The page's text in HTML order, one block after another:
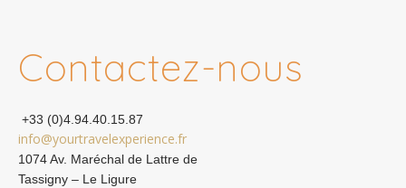
Contactez-nous
+33 (0)4.94.40.15.87
info@yourtravelexperience.fr
1074 Av. Maréchal de Lattre de
Tassigny – Le Ligure